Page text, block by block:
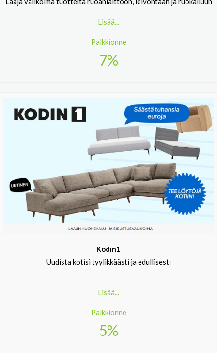
Lisää...
Palkkionne
7%
Kodin1
Uudista kotisi tyylikkäästi ja edullisesti
Lisää...
Palkkionne
5%